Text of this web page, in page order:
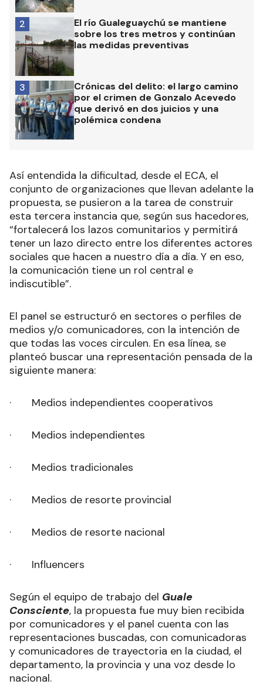
El río Gualeguaychú se mantiene
sobre los tres metros y continúan
las medidas preventivas
2
Crónicas del delito: el largo camino
por el crimen de Gonzalo Acevedo
que derivó en dos juicios y una
polémica condena
3
Así entendida la dificultad, desde el ECA, el
conjunto de organizaciones que llevan adelante la
propuesta, se pusieron a la tarea de construir
esta tercera instancia que, según sus hacedores,
“fortalecerá los lazos comunitarios y permitirá
tener un lazo directo entre los diferentes actores
sociales que hacen a nuestro día a día. Y en eso,
la comunicación tiene un rol central e
indiscutible”.
El panel se estructuró en sectores o perfiles de
medios y/o comunicadores, con la intención de
que todas las voces circulen. En esa línea, se
planteó buscar una representación pensada de la
siguiente manera:
· Medios independientes cooperativos
· Medios independientes
· Medios tradicionales
· Medios de resorte provincial
· Medios de resorte nacional
· Influencers
Según el equipo de trabajo del Guale
Consciente, la propuesta fue muy bien recibida
por comunicadores y el panel cuenta con las
representaciones buscadas, con comunicadoras
y comunicadores de trayectoria en la ciudad, el
departamento, la provincia y una voz desde lo
nacional.